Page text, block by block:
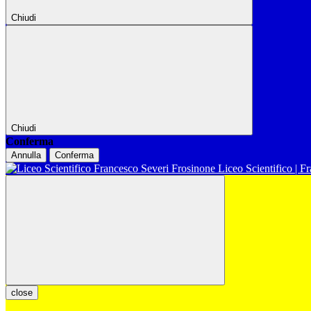
Chiudi
Chiudi
Conferma
Annulla Conferma
Liceo Scientifico |
close